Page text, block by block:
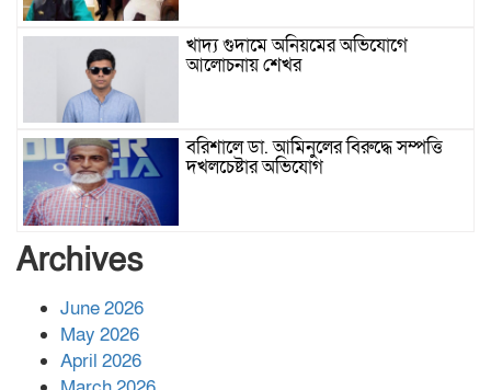
খাদ্য গুদামে অনিয়মের অভিযোগে
আলোচনায় শেখর
বরিশালে ডা. আমিনুলের বিরুদ্ধে সম্পত্তি
দখলচেষ্টার অভিযোগ
Archives
June 2026
May 2026
April 2026